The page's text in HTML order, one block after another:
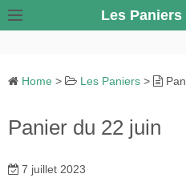
k
Les
Home > Les Paniers >
Panier du 22 juin
7 juillet 2023